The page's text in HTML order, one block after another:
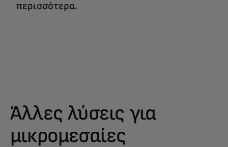
περισσότερα.
Άλλες λύσεις για
μικρομεσαίες